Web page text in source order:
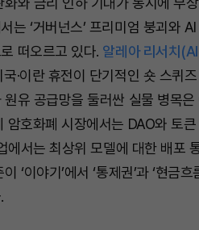
는 ‘거버넌스’ 프리미엄 붕괴와
떠오르고 있다. 알레아 리서치
국·이란 휴전이 단기적인 숏 스퀴
유 공급망을 둘러싼 실물 병목
암호화폐 시장에서는 DAO와 토큰
에서는 최상위 모델에 대한 배포
‘이야기’에서 ‘통제권’과 ‘현금